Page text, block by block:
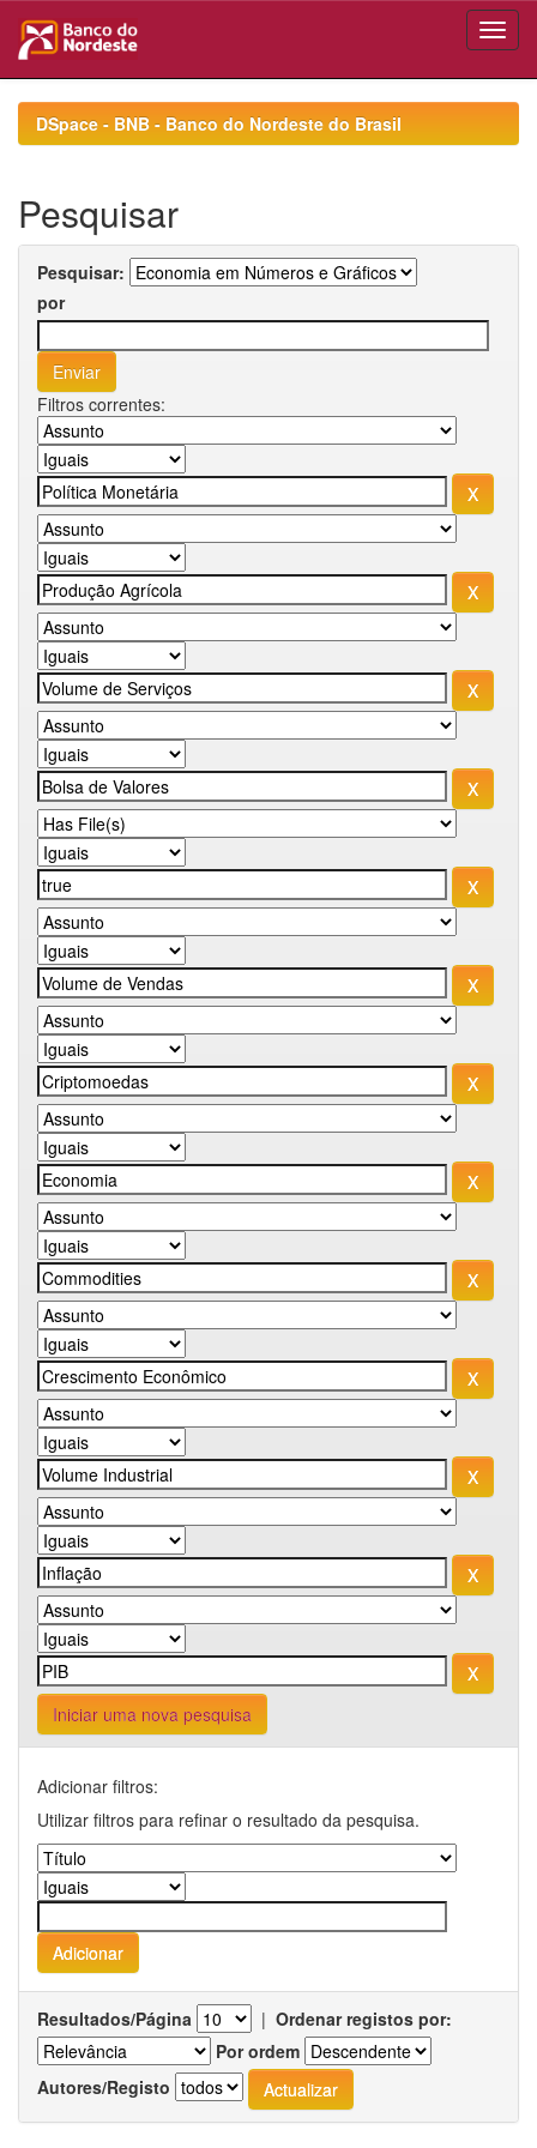
navigationDSpace - BNB - Banco do Nordeste do Brasil
Pesquisar
Pesquisar:
por
Filtros correntes:
Iniciar uma nova pesquisa
Adicionar filtros:
Utilizar filtros para refinar o resultado da pesquisa.
Resultados/Página | Ordenar registos por:
Por ordem
Autores/Registo